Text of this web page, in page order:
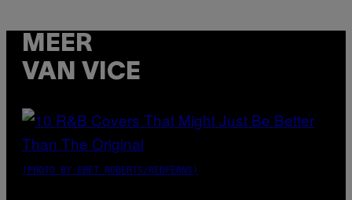
MEER
VAN VICE
(PHOTO BY EBET ROBERTS/REDFERNS)